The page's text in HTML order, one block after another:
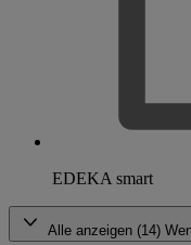
EDEKA smart
Alle anzeigen (14)